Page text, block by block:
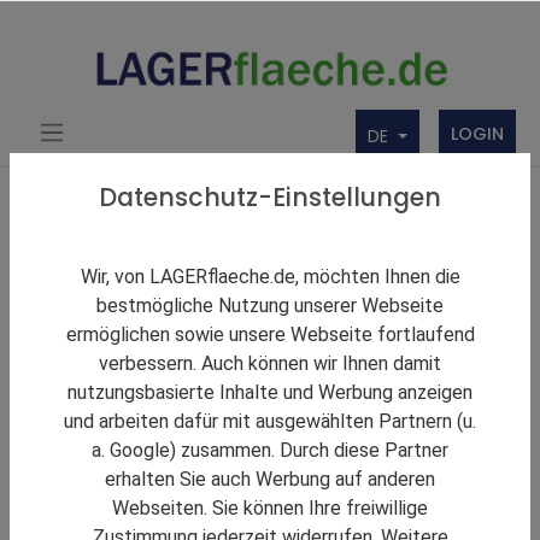
DE LOGIN
Themen Rund um Lager und LAGERflaeche.de
Logistikspitzenmiete
Datenschutz-Einstellungen
Wir, von LAGERflaeche.de, möchten Ihnen die
bestmögliche Nutzung unserer Webseite
ermöglichen sowie unsere Webseite fortlaufend
verbessern. Auch können wir Ihnen damit
nutzungsbasierte Inhalte und Werbung anzeigen
und arbeiten dafür mit ausgewählten Partnern (u.
a. Google) zusammen. Durch diese Partner
erhalten Sie auch Werbung auf anderen
Webseiten. Sie können Ihre freiwillige